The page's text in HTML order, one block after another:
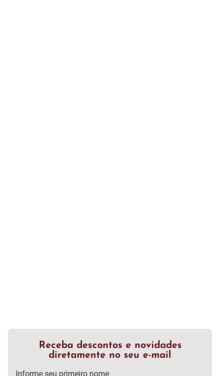
Receba descontos e novidades
diretamente no seu e-mail